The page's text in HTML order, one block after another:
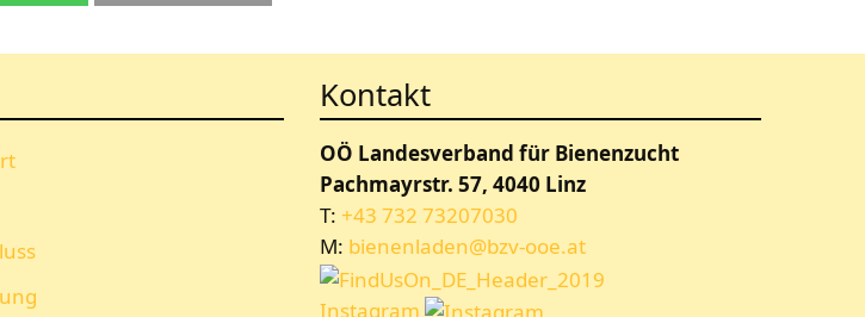
Kontakt
OÖ Landesverband für Bienenzucht
Pachmayrstr. 57, 4040 Linz
T: +43 732 73207030
M: bienenladen@bzv-ooe.at
Instagram